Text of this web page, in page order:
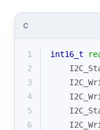
C
1 int16_t
2
3
4
5
6